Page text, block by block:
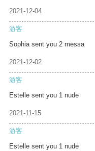
2021-12-04
游客
Sophia sent you 2 messa
2021-12-02
游客
Estelle sent you 1 nude
2021-11-15
游客
Estelle sent you 1 nude